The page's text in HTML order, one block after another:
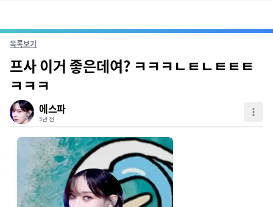
목록보기
프사 이거 좋은데여? ㅋㅋㅋㄴㅌㄴㅌㅌㅌ
ㅋㅋㅋ
에스파
5년 전